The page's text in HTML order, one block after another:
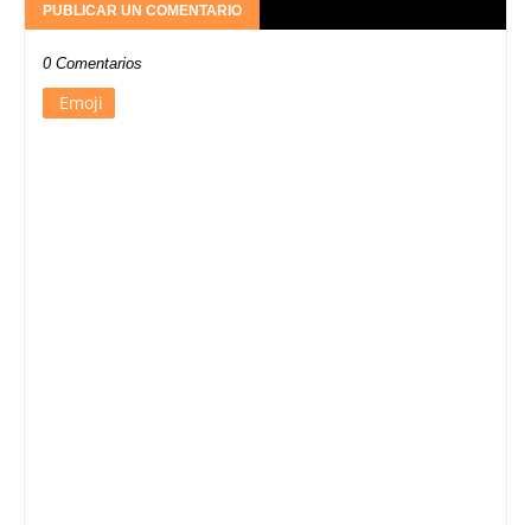
PUBLICAR UN COMENTARIO
0 Comentarios
Emoji